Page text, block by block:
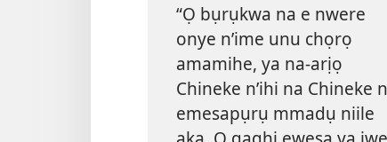
“Ọ bụrụkwa na e nwere
onye n’ime unu chọrọ
amamihe, ya na-arịọ
Chineke n’ihi na Chineke
emesapụrụ mmadụ niile